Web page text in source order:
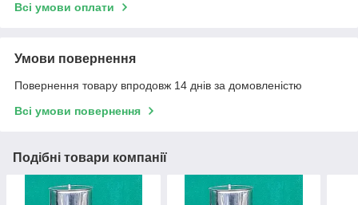
Всі умови оплати
Умови повернення
Повернення товару впродовж 14 днів за домовленістю
Всі умови повернення
Подібні товари компанії